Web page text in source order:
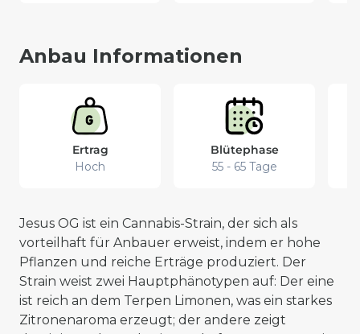
Anbau Informationen
Ertrag
Hoch
Blütephase
55 - 65 Tage
Jesus OG ist ein Cannabis-Strain, der sich als
vorteilhaft für Anbauer erweist, indem er hohe
Pflanzen und reiche Erträge produziert. Der
Strain weist zwei Hauptphänotypen auf: Der eine
ist reich an dem Terpen Limonen, was ein starkes
Zitronenaroma erzeugt; der andere zeigt